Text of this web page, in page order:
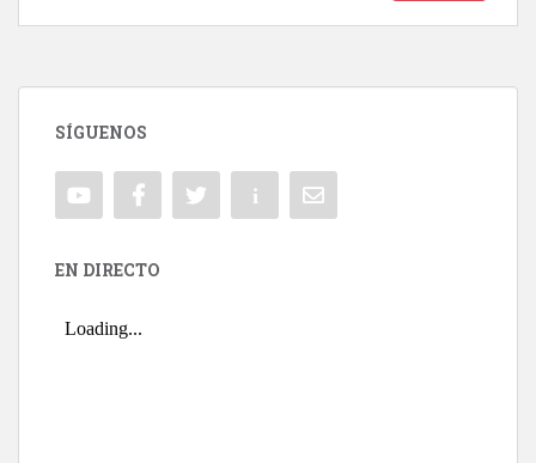
SÍGUENOS
EN DIRECTO